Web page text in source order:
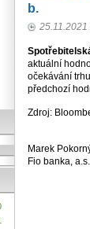
b.
aktuální
očekávání
předchozí
Zdroj:
Marek
Fio banka, a.s.